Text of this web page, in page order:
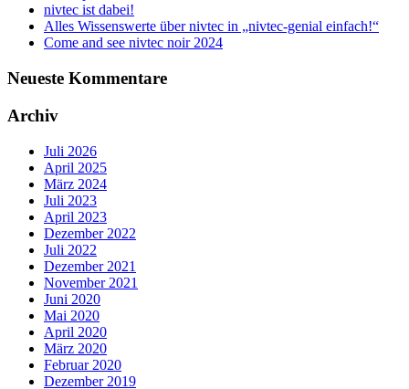
nivtec ist dabei!
Alles Wissenswerte über nivtec in „nivtec-genial einfach!“
Come and see nivtec noir 2024
Neueste Kommentare
Archiv
Juli 2026
April 2025
März 2024
Juli 2023
April 2023
Dezember 2022
Juli 2022
Dezember 2021
November 2021
Juni 2020
Mai 2020
April 2020
März 2020
Februar 2020
Dezember 2019